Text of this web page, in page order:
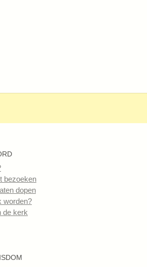
bezoeken
dopen
worden?
de kerk